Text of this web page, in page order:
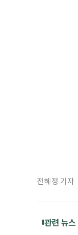
전혜정 기자
관련 뉴스